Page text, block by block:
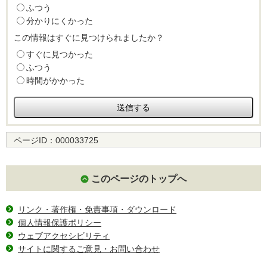
ふつう
分かりにくかった
この情報はすぐに見つけられましたか？
すぐに見つかった
ふつう
時間がかかった
ページID： 000033725
このページのトップへ
リンク・著作権・免責事項・ダウンロード
個人情報保護ポリシー
ウェブアクセシビリティ
サイトに関するご意見・お問い合わせ